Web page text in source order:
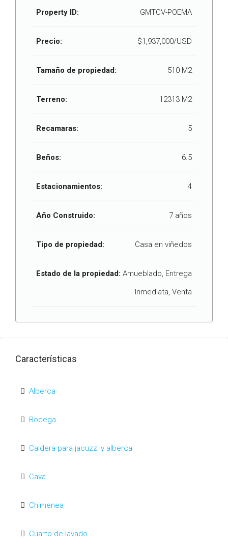
Property ID: GMTCV-POEMA
Precio: $1,937,000/USD
Tamaño de propiedad: 510 M2
Terreno: 12313 M2
Recamaras: 5
Beños: 6.5
Estacionamientos: 4
Año Construido: 7 años
Tipo de propiedad: Casa en viñedos
Estado de la propiedad: Amueblado, Entrega
Inmediata, Venta
Características
Alberca
Bodega
Caldera para jacuzzi y alberca
Cava
Chimenea
Cuarto de lavado